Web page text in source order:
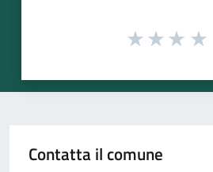
Contatta il comune